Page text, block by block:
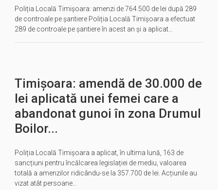
Poliția Locală Timișoara: amenzi de 764.500 de lei după 289
de controale pe șantiere Poliția Locală Timișoara a efectuat
289 de controale pe șantiere în acest an și a aplicat…
Timișoara: amendă de 30.000 de
lei aplicată unei femei care a
abandonat gunoi în zona Drumul
Boilor...
Poliția Locală Timișoara a aplicat, în ultima lună, 163 de
sancțiuni pentru încălcarea legislației de mediu, valoarea
totală a amenzilor ridicându-se la 357.700 de lei. Acțiunile au
vizat atât persoane…